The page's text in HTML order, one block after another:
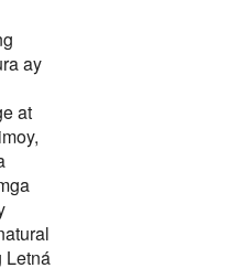
ay
at
Letná